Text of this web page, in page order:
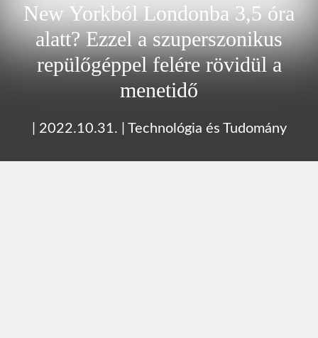
New Yorkból Londonba 3,5 óra
alatt? Ezzel a szuperszonikus
repülőgéppel felére rövidül a
menetidő
2022.10.31. Technológia és Tudomány